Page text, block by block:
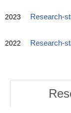
2023 Research-
2022 Research-